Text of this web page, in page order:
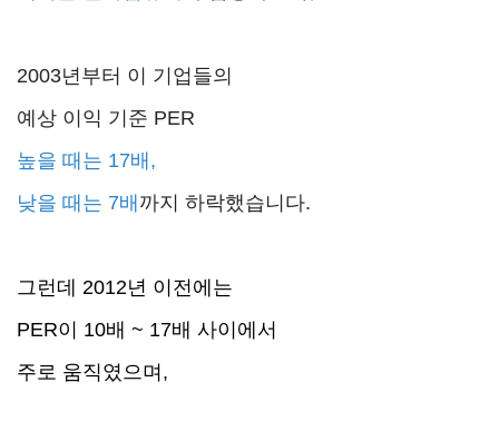
2003년부터 이 기업들의
예상 이익 기준 PER
높을 때는 17배,
낮을 때는 7배까지 하락했습니다.
그런데 2012년 이전에는
PER이 10배 ~ 17배 사이에서
주로 움직였으며,